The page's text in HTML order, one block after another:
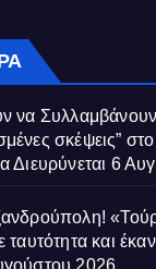
να
σκέψεις”
Διευρύνεται 6
ταυτότητα και
2026